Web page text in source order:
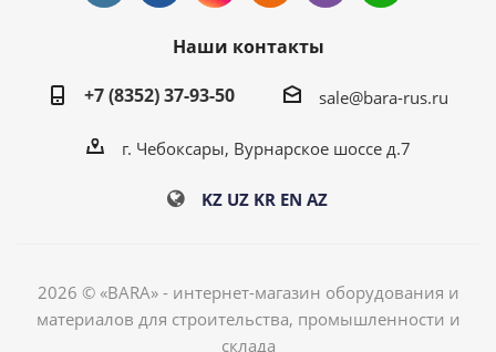
Наши контакты
+7 (8352) 37-93-50
sale@bara-rus.ru
г. Чебоксары, Вурнарское шоссе д.7
KZ UZ KR EN AZ
2026 © «BARA» - интернет-магазин оборудования и
материалов для строительства, промышленности и
склада